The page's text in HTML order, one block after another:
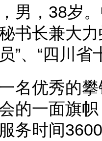
，38岁。
书长兼大
”、“四川
优秀的攀
的一面旗
务时间